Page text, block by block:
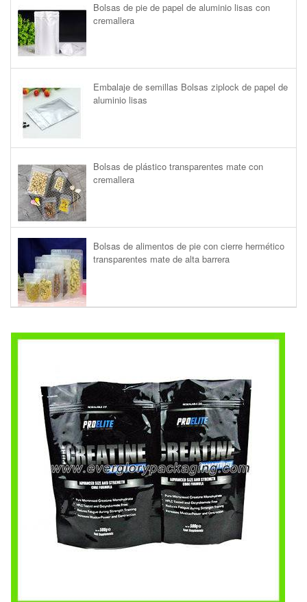
Bolsas de pie de papel de aluminio lisas con
cremallera
Embalaje de semillas Bolsas ziplock de papel de
aluminio lisas
Bolsas de plástico transparentes mate con
cremallera
Bolsas de alimentos de pie con cierre hermético
transparentes mate de alta barrera